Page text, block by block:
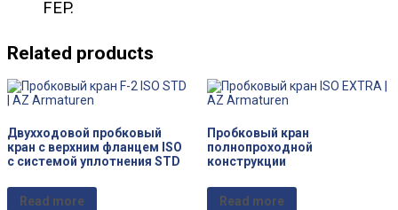
FEP.
Related products
Двухходовой пробковый
кран с верхним фланцем ISO
с системой уплотнения STD
Read more
Пробковый кран
полнопроходной
конструкции
Read more